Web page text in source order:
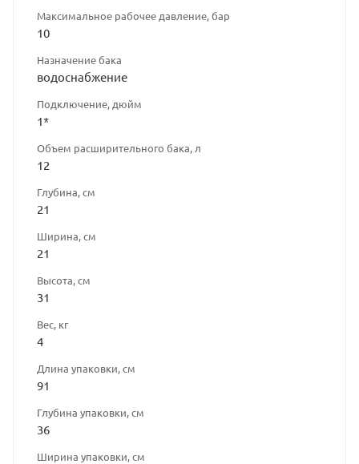
Максимальное рабочее давление, бар
10
Назначение бака
водоснабжение
Подключение, дюйм
1*
Объем расширительного бака, л
12
Глубина, см
21
Ширина, см
21
Высота, см
31
Вес, кг
4
Длина упаковки, см
91
Глубина упаковки, см
36
Ширина упаковки, см